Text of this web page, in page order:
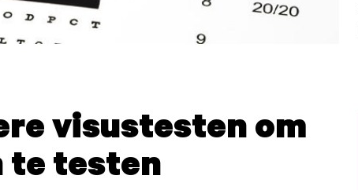
visustesten om
te testen